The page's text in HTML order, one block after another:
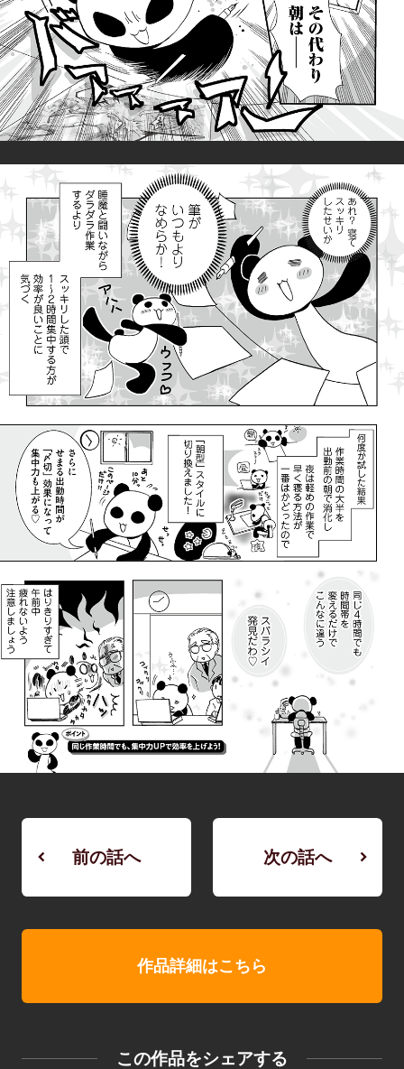
前の話へ 次の話へ
作品詳細はこちら
この作品をシェアする